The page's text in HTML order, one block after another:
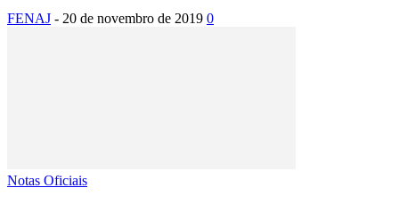
FENAJ - 20 de novembro de 2019 0
Notas Oficiais